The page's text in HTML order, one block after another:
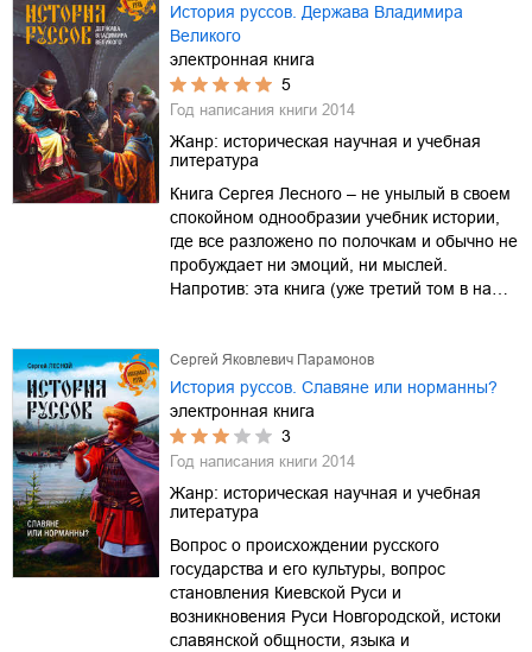
История руссов. Держава Владимира
Великого
электронная книга
5
Год написания книги 2014
Жанр: историческая научная и учебная
литература
Книга Сергея Лесного – не унылый в своем
спокойном однообразии учебник истории,
где все разложено по полочкам и обычно не
пробуждает ни эмоций, ни мыслей.
Напротив: эта книга (уже третий том в на…
Сергей Яковлевич Парамонов
История руссов. Славяне или норманны?
электронная книга
3
Год написания книги 2014
Жанр: историческая научная и учебная
литература
Вопрос о происхождении русского
государства и его культуры, вопрос
становления Киевской Руси и
возникновения Руси Новгородской, истоки
славянской общности, языка и